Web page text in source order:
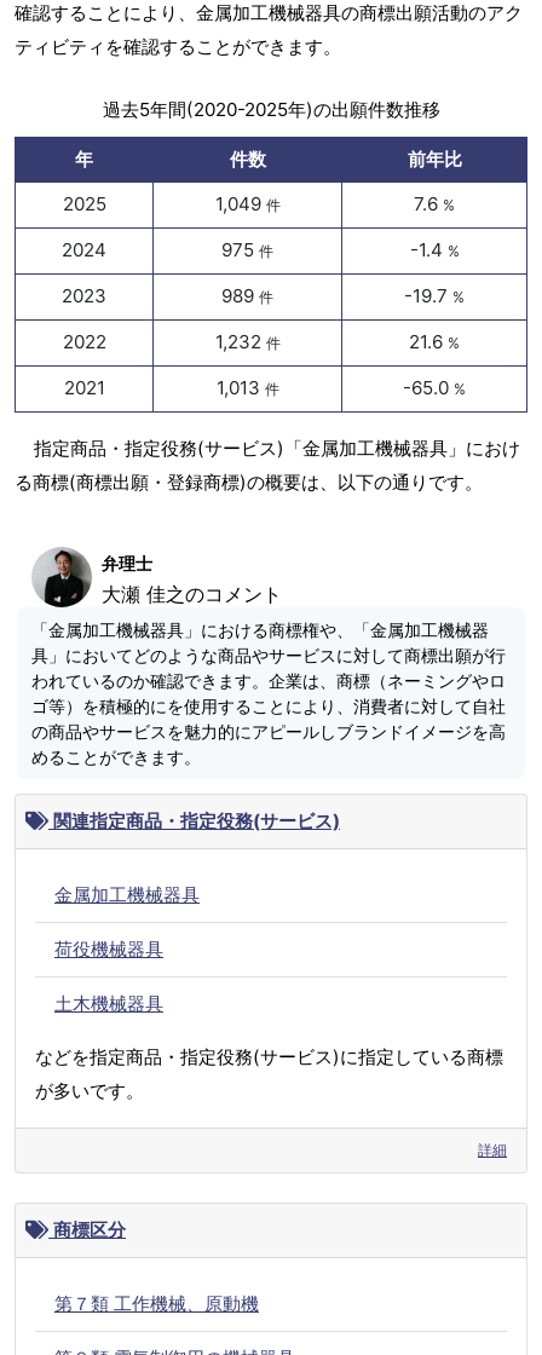
確認することにより、金属加工機械器具の商標出願活動のアク
ティビティを確認することができます。
過去5年間(2020-2025年)の出願件数推移
年 件数
前年比
2025
1,049 件 7.6 %
2024 975 件 -1.4 %
2023 989 件 -19.7 %
2022 1,232 件 21.6 %
2021 1,013 件 -65.0 %
指定商品・指定役務(サービス)「金属加工機械器具」におけ
る商標(商標出願・登録商標)の概要は、以下の通りです。
弁理士
大瀬 佳之のコメント
「金属加工機械器具」における商標権や、「金属加工機械器
具」においてどのような商品やサービスに対して商標出願が行
われているのか確認できます。企業は、商標（ネーミングやロ
ゴ等）を積極的にを使用することにより、消費者に対して自社
の商品やサービスを魅力的にアピールしブランドイメージを高
めることができます。
関連指定商品・指定役務(サービス)
金属加工機械器具
荷役機械器具
土木機械器具
などを指定商品・指定役務(サービス)に指定している商標
が多いです。
詳細
商標区分
第７類 工作機械、原動機